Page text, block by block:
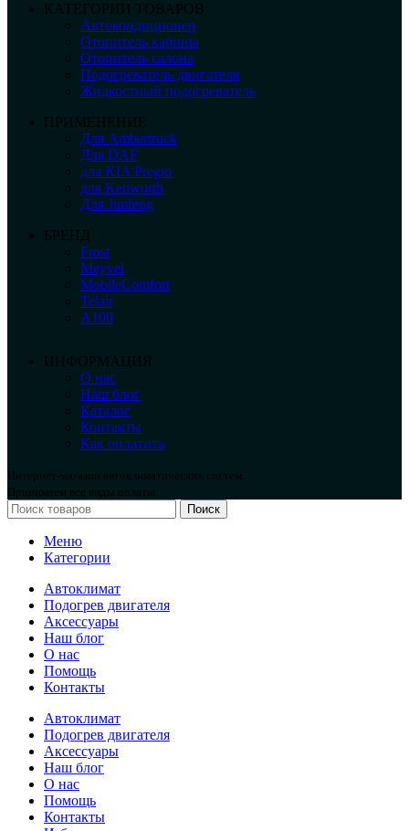
КАТЕГОРИИ ТОВАРОВ
Автокондиционер
Отопитель кабины
Отопитель салона
Подогреватель двигателя
Жидкостный подогреватель
ПРИМЕНЕНИЕ
Для Ambertruck
Для DAF
для KIA Pregio
для Kenworth
Для Junfeng
БРЕНД
Frost
Meyvel
MobileComfort
Telair
А100
ИНФОРМАЦИЯ
О нас
Наш блог
Каталог
Контакты
Как оплатить
Интернет-магазин автоклиматических систем.
Принимаем все виды оплаты.
Поиск
Меню
Категории
Автоклимат
Подогрев двигателя
Аксессуары
Наш блог
О нас
Помощь
Контакты
Автоклимат
Подогрев двигателя
Аксессуары
Наш блог
О нас
Помощь
Контакты